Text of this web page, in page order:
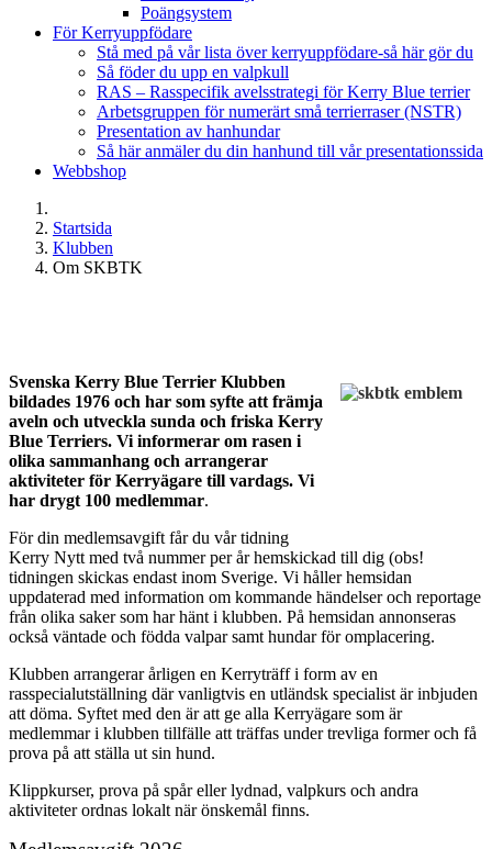
Poängsystem
För Kerryuppfödare
Stå med på vår lista över kerryuppfödare-så här gör du
Så föder du upp en valpkull
RAS – Rasspecifik avelsstrategi för Kerry Blue terrier
Arbetsgruppen för numerärt små terrierraser (NSTR)
Presentation av hanhundar
Så här anmäler du din hanhund till vår presentationssida
Webbshop
Startsida
Klubben
Om SKBTK
Svenska Kerry Blue Terrier Klubben
bildades 1976 och har som syfte att främja
aveln och utveckla sunda och friska Kerry
Blue Terriers. Vi informerar om rasen i
olika sammanhang och arrangerar
aktiviteter för Kerryägare till vardags. Vi
har drygt 100 medlemmar.
För din medlemsavgift får du vår tidning
Kerry Nytt med två nummer per år hemskickad till dig (obs!
tidningen skickas endast inom Sverige. Vi håller hemsidan
uppdaterad med information om kommande händelser och reportage
från olika saker som har hänt i klubben. På hemsidan annonseras
också väntade och födda valpar samt hundar för omplacering.
Klubben arrangerar årligen en Kerryträff i form av en
rasspecialutställning där vanligtvis en utländsk specialist är inbjuden
att döma. Syftet med den är att ge alla Kerryägare som är
medlemmar i klubben tillfälle att träffas under trevliga former och få
prova på att ställa ut sin hund.
Klippkurser, prova på spår eller lydnad, valpkurs och andra
aktiviteter ordnas lokalt när önskemål finns.